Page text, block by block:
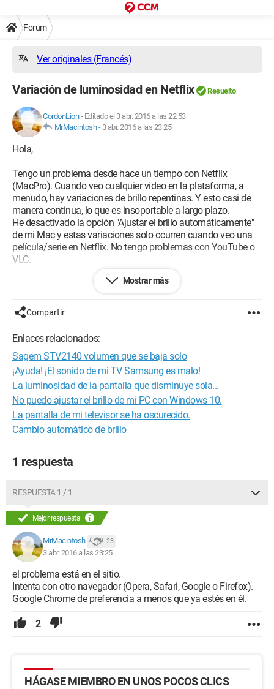
Forum
Ver originales (Francés)
Variación de luminosidad en Netflix Resuelto
CordonLion- Editado el 3 abr. 2016 a las 22:53
MrMacintosh- 3 abr. 2016 a las 23:25
Hola,
Tengo un problema desde hace un tiempo con Netflix
(MacPro). Cuando veo cualquier video en la plataforma, a
menudo, hay variaciones de brillo repentinas. Y esto casi de
manera continua, lo que es insoportable a largo plazo.
He desactivado la opción "Ajustar el brillo automáticamente"
de mi Mac y estas variaciones solo ocurren cuando veo una
película/serie en Netflix. No tengo problemas con YouTube o
VLC.
¿Podrías ayudarme, por favor?
Gracias de antemano.
Mostrar más
Compartir
Enlaces relacionados:
Sagem STV2140 volumen que se baja solo
¡Ayuda! ¡El sonido de mi TV Samsung es malo!
La luminosidad de la pantalla que disminuye sola...
No puedo ajustar el brillo de mi PC con Windows 10.
La pantalla de mi televisor se ha oscurecido.
Cambio automático de brillo
1 respuesta
RESPUESTA 1 / 1
Mejor respuesta
MrMacintosh 23
3 abr. 2016 a las 23:25
el problema está en el sitio.
Intenta con otro navegador (Opera, Safari, Google o Firefox).
Google Chrome de preferencia a menos que ya estés en él.
2
HÁGASE MIEMBRO EN UNOS POCOS CLICS